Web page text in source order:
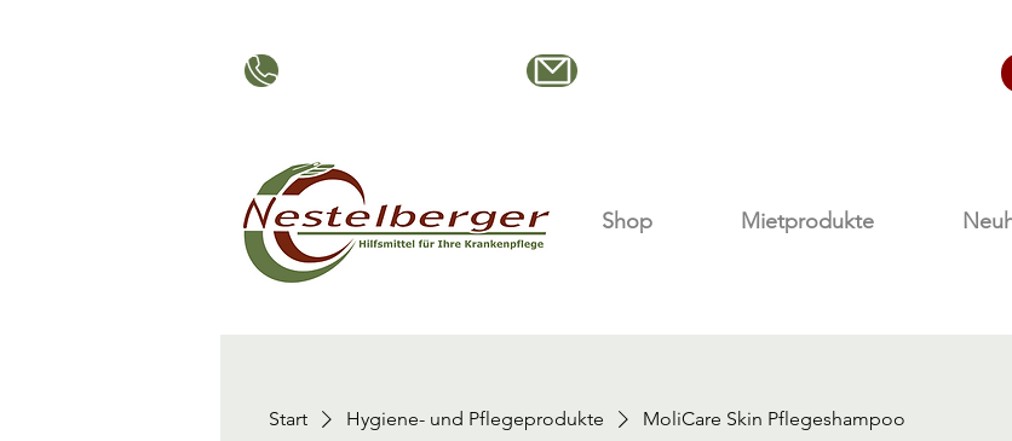
Shop Mietprodukte
Start Hygiene- und Pflegeprodukte MoliCare Skin Pflegeshampoo